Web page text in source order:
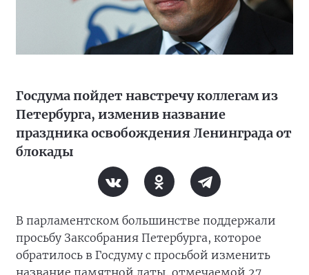
Госдума пойдет навстречу коллегам из
Петербурга, изменив название
праздника освобождения Ленинграда от
блокады
В парламентском большинстве поддержали
просьбу Заксобрания Петербурга, которое
обратилось в Госдуму с просьбой изменить